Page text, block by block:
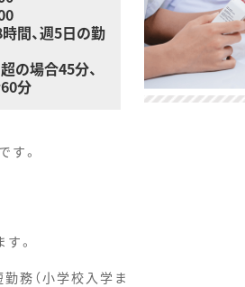
間、週5日の勤
場合45分、
分
す。
。
務（小学校入学ま